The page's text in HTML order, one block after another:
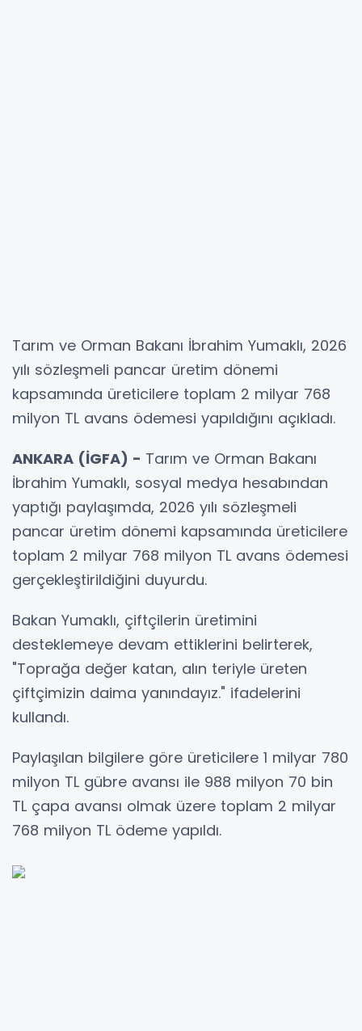
Tarım ve Orman Bakanı İbrahim Yumaklı, 2026
yılı sözleşmeli pancar üretim dönemi
kapsamında üreticilere toplam 2 milyar 768
milyon TL avans ödemesi yapıldığını açıkladı.
ANKARA (İGFA) - Tarım ve Orman Bakanı
İbrahim Yumaklı, sosyal medya hesabından
yaptığı paylaşımda, 2026 yılı sözleşmeli
pancar üretim dönemi kapsamında üreticilere
toplam 2 milyar 768 milyon TL avans ödemesi
gerçekleştirildiğini duyurdu.
Bakan Yumaklı, çiftçilerin üretimini
desteklemeye devam ettiklerini belirterek,
"Toprağa değer katan, alın teriyle üreten
çiftçimizin daima yanındayız." ifadelerini
kullandı.
Paylaşılan bilgilere göre üreticilere 1 milyar 780
milyon TL gübre avansı ile 988 milyon 70 bin
TL çapa avansı olmak üzere toplam 2 milyar
768 milyon TL ödeme yapıldı.